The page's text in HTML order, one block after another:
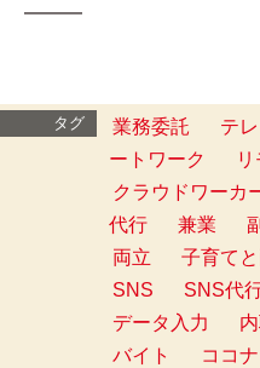
━━━
タグ 業務委託 テ
ートワーク
クラウドワーカ
代行
兼業
両立
子育て
SNS
SNS代
データ入力
バイト
ココ